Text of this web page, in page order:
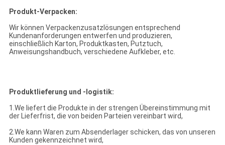
Produkt-Verpacken:
Wir können Verpackenzusatzlösungen entsprechend
Kundenanforderungen entwerfen und produzieren,
einschließlich Karton, Produktkasten, Putztuch,
Anweisungshandbuch, verschiedene Aufkleber, etc.
Produktlieferung und -logistik:
1.We liefert die Produkte in der strengen Übereinstimmung mit
der Lieferfrist, die von beiden Parteien vereinbart wird,
2.We kann Waren zum Absenderlager schicken, das von unseren
Kunden gekennzeichnet wird,